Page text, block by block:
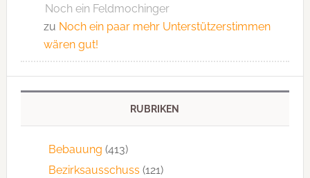
Noch ein Feldmochinger
zu Noch ein paar mehr Unterstützerstimmen
wären gut!
RUBRIKEN
Bebauung (413)
Bezirksausschuss (121)